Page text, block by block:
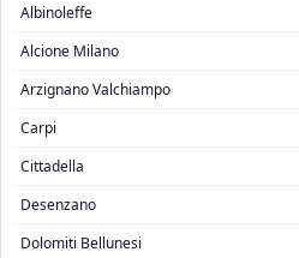
Albinoleffe
Alcione Milano
Arzignano Valchiampo
Carpi
Cittadella
Desenzano
Dolomiti Bellunesi